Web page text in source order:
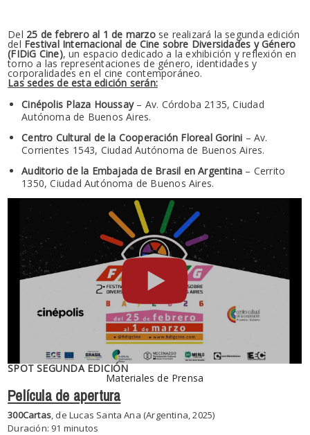
Del 25 de febrero al 1 de marzose realizará la segunda edición
del Festival Internacional de Cine sobre Diversidades y Género
(FIDiG Cine), un espacio dedicado a la exhibición y reflexión en
torno a las representaciones de género, identidades y
corporalidades en el cine contemporáneo.
Las sedes de esta edición serán:
Cinépolis Plaza Houssay– Av. Córdoba 2135, Ciudad
Autónoma de Buenos Aires.
Centro Cultural de la Cooperación Floreal Gorini – Av.
Corrientes 1543, Ciudad Autónoma de Buenos Aires.
Auditorio de la Embajada de Brasil en Argentina – Cerrito
1350, Ciudad Autónoma de Buenos Aires.
SPOT SEGUNDA EDICIÓN
Materiales de Prensa
Película de apertura
300Cartas, de Lucas Santa Ana (Argentina, 2025)
Duración: 91 minutos